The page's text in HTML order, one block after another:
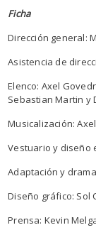
Ficha
Dirección general:
Asistencia de
Elenco: Axel
Sebastian Martin y
Musicalización:
Vestuario y diseño
Adaptación y
Diseño gráfico: Sol
Prensa: Kevin